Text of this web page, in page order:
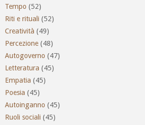
Tempo (52)
Riti e rituali (52)
Creatività (49)
Percezione (48)
Autogoverno (47)
Letteratura (45)
Empatia (45)
Poesia (45)
Autoinganno (45)
Ruoli sociali (45)